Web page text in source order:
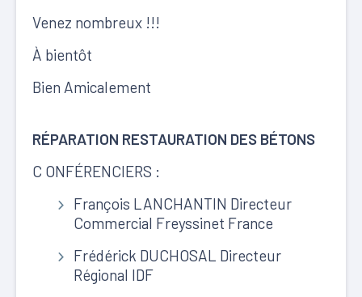
Venez nombreux !!!
À bientôt
Bien Amicalement
RÉPARATION RESTAURATION DES BÉTONS
C ONFÉRENCIERS :
François LANCHANTIN Directeur
Commercial Freyssinet France
Frédérick DUCHOSAL Directeur
Régional IDF